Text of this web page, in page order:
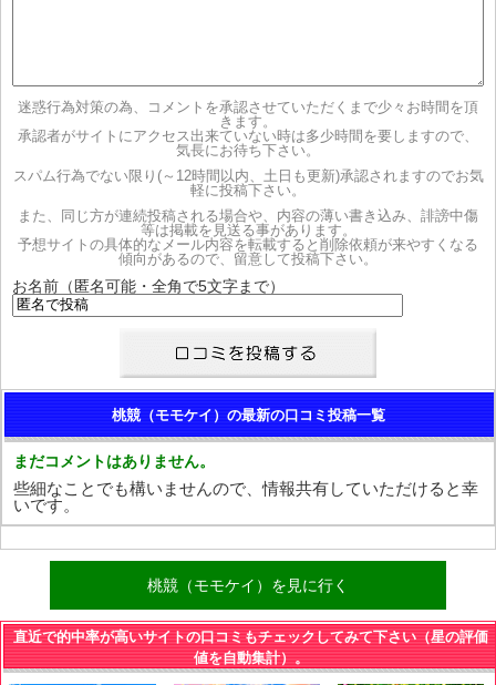
迷惑行為対策の為、コメントを承認させていただくまで少々お時間を頂
きます。
承認者がサイトにアクセス出来ていない時は多少時間を要しますので、
気長にお待ち下さい。
スパム行為でない限り(～12時間以内、土日も更新)承認されますのでお気
軽に投稿下さい。
また、同じ方が連続投稿される場合や、内容の薄い書き込み、誹謗中傷
等は掲載を見送る事があります。
予想サイトの具体的なメール内容を転載すると削除依頼が来やすくなる
傾向があるので、留意して投稿下さい。
お名前（匿名可能・全角で5文字まで）
桃競（モモケイ）の最新の口コミ投稿一覧
まだコメントはありません。
些細なことでも構いませんので、情報共有していただけると幸
いです。
桃競（モモケイ）を見に行く
直近で的中率が高いサイトの口コミもチェックしてみて下さい（星の評価
値を自動集計）。